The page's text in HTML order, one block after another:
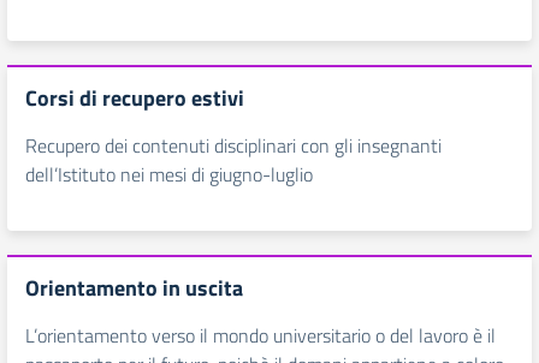
Corsi di recupero estivi
Recupero dei contenuti disciplinari con gli insegnanti
dell’Istituto nei mesi di giugno-luglio
Orientamento in uscita
L’orientamento verso il mondo universitario o del lavoro è il